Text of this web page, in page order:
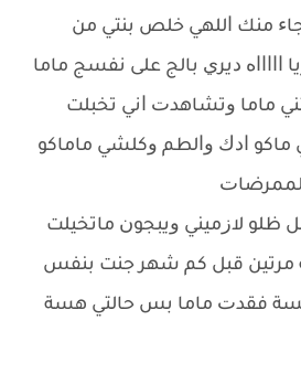
ﻣﻨﻚ ﺍﻟﻠﻬﻲ ﺧﻠﺺ ﺑﻨﺘﻲ ﻣﻦ
ﺍﺍﺍﺍﺍﻩ ﺩﻳﺮﻱ ﺑﺎﻟﺞ ﻋﻠﻰ ﻧﻔﺴﺞ ﻣﺎﻣﺎ
ﻣﺎﻣﺎ ﻭﺗﺸﺎﻫﺪﺕ ﺍﻧﻲ ﺗﺨﺒﻠﺖ
ﺍﺩﻙ ﻭﺍﻟﻄﻢ ﻭﻛﻠﺸﻲ ﻣﺎﻣﺎﻛﻮ
ﻇﻠﻮ ﻻﺯﻣﻴﻨﻲ ﻭﻳﺒﺠﻮﻥ ﻣﺎﺗﺨﻴﻠﺖ
ﻣﺮﺗﻴﻦ ﻗﺒﻞ ﻛﻢ ﺷﻬﺮ ﺟﻨﺖ ﺑﻨﻔﺲ
ﻓﻘﺪﺕ ﻣﺎﻣﺎ ﺑﺲ ﺣﺎﻟﺘﻲ ﻫﺴﺔ